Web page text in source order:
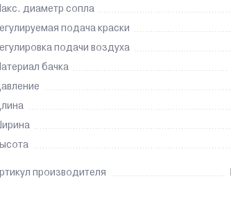
диаметр сопла
подача краски
подачи воздуха
бачка
производителя